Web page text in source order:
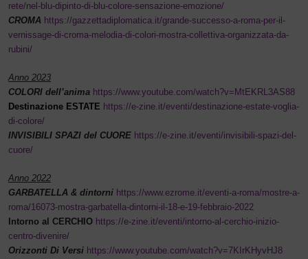
rete/nel-blu-dipinto-di-blu-colore-sensazione-emozione/
CROMA https://gazzettadiplomatica.it/grande-successo-a-roma-per-il-
vernissage-di-croma-melodia-di-colori-mostra-collettiva-organizzata-da-
rubini/
Anno 2023
COLORI dell’anima https://www.youtube.com/watch?v=MtEKRL3AS88
Destinazione ESTATE https://e-zine.it/eventi/destinazione-estate-voglia-
di-colore/
INVISIBILI SPAZI del CUORE https://e-zine.it/eventi/invisibili-spazi-del-
cuore/
Anno 2022
GARBATELLA & dintorni https://www.ezrome.it/eventi-a-roma/mostre-a-
roma/16073-mostra-garbatella-dintorni-il-18-e-19-febbraio-2022
Intorno al CERCHIO https://e-zine.it/eventi/intorno-al-cerchio-inizio-
centro-divenire/
Orizzonti Di Versi https://www.youtube.com/watch?v=7KIrKHyvHJ8